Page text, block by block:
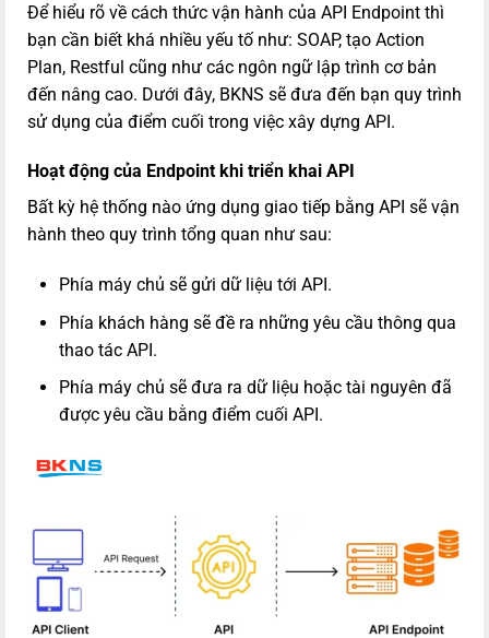
Để hiểu rõ về cách thức vận hành của API Endpoint thì
bạn cần biết khá nhiều yếu tố như: SOAP, tạo Action
Plan, Restful cũng như các ngôn ngữ lập trình cơ bản
đến nâng cao. Dưới đây, BKNS sẽ đưa đến bạn quy trình
sử dụng của điểm cuối trong việc xây dựng API.
Hoạt động của Endpoint khi triển khai API
Bất kỳ hệ thống nào ứng dụng giao tiếp bằng API sẽ vận
hành theo quy trình tổng quan như sau:
Phía máy chủ sẽ gửi dữ liệu tới API.
Phía khách hàng sẽ đề ra những yêu cầu thông qua
thao tác API.
Phía máy chủ sẽ đưa ra dữ liệu hoặc tài nguyên đã
được yêu cầu bằng điểm cuối API.